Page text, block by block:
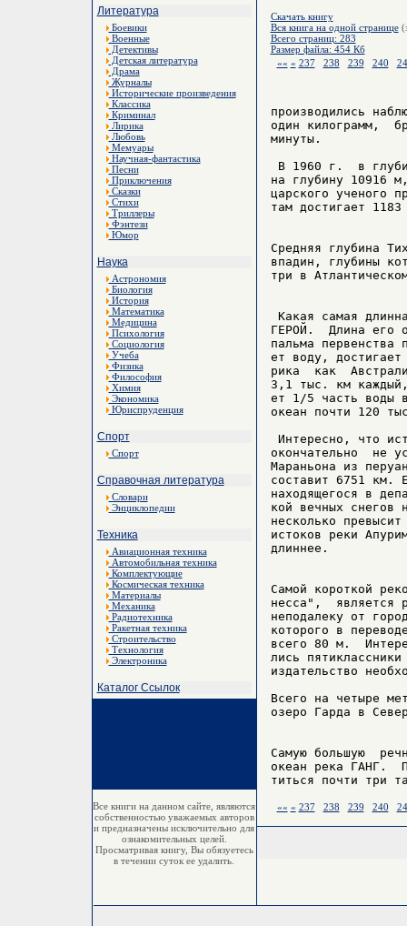
Литература
Боевики
Военные
Детективы
Детская литература
Драма
Журналы
Исторические произведения
Классика
Криминал
Лирика
Любовь
Мемуары
Научная-фантастика
Песни
Приключения
Сказки
Стихи
Триллеры
Фэнтези
Юмор
Наука
Астрономия
Биология
История
Математика
Медицина
Психология
Социология
Учеба
Физика
Философия
Химия
Экономика
Юриспруденция
Спорт
Спорт
Справочная литература
Словари
Энциклопедии
Техника
Авиационная техника
Автомобильная техника
Комплектующие
Космическая техника
Материалы
Механика
Радиотехника
Ракетная техника
Строительство
Технология
Электроника
Каталог Ссылок
Все книги на данном сайте, являются
собственностью уважаемых авторов
и предназначены исключительно для
ознакомительных целей.
Просматривая книгу, Вы обязуетесь
в течении суток ее удалить.
Скачать книгу
Вся книга на одной странице
Всего страниц: 283
Размер файла: 454 Кб
«« « 237 238 239 240
производились
один килограмм,
минуты.
В 1960 г.  в
на глубину 10916
царского ученого
там достигает
Средняя глубина
впадин, глубины
три в
Какая самая
ГЕРОЙ.  Длина его
пальма первенства
ет воду,
рика  как
3,1 тыс. км
ет 1/5 часть воды
океан почти 120
Интересно, что
окончательно  не
Мараньона из
составит 6751 км.
находящегося в
кой вечных
несколько
истоков реки
длиннее.
Самой короткой
несса",  является
неподалеку от
которого в
всего 80 м.
лись
издательство
Всего на четыре
озеро Гарда в
Самую большую
океан река ГАНГ.
«« « 237 238 239 240